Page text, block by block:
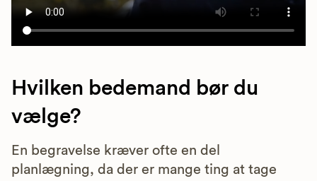
Hvilken bedemand bør du
vælge?
En begravelse kræver ofte en del
planlægning, da der er mange ting at tage